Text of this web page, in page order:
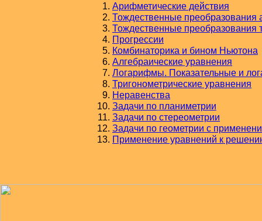
Арифметические действия
Тождественные преобразования
Тождественные преобразования
Прогрессии
Комбинаторика и бином Ньютона
Алгебраические уравнения
Логарифмы. Показательные и
Тригонометрические уравнения
Неравенства
Задачи по планиметрии
Задачи по стереометрии
Задачи по геометрии с
Применение уравнений к